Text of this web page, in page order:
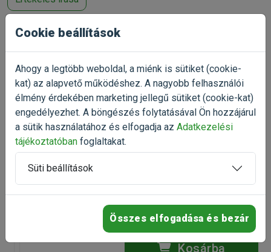
Talán ezek is
érdekelnek
-20%
Trixie Fresh szilikonos alom
rágcsálóknak 1L
Raktáron
861 Ft 1 076 Ft
Kosárba
Cookie beállítások
Ahogy a legtöbb weboldal, a miénk is sütiket (cookie-
kat) az alapvető működéshez. A nagyobb felhasználói
élmény érdekében marketing jellegű sütiket (cookie-kat)
engedélyezhet. A böngészés folytatásával Ön hozzájárul
a sütik használatához és elfogadja az Adatkezelési
tájékoztatóban foglaltakat.
Süti beállítások
Összes elfogadása és bezár